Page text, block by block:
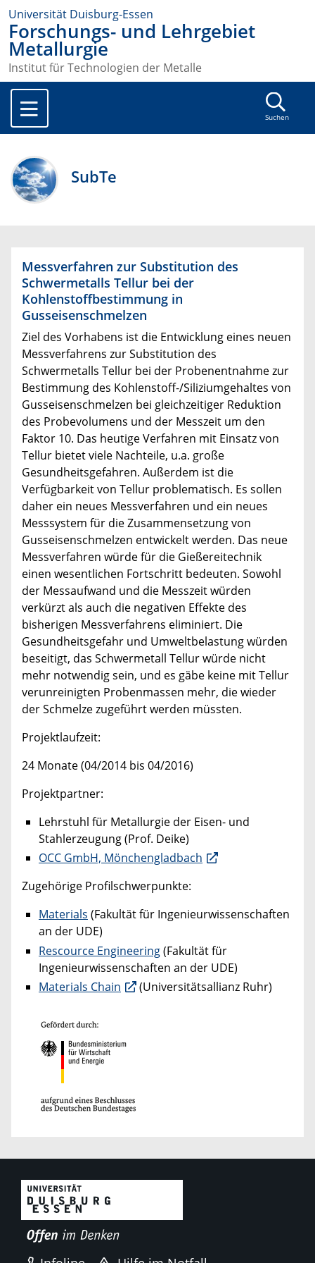
Universität Duisburg-Essen
Forschungs- und Lehrgebiet
Metallurgie
Institut für Technologien der Metalle
Suchen
SubTe
Messverfahren zur Substitution des
Schwermetalls Tellur bei der
Kohlenstoffbestimmung in
Gusseisenschmelzen
Ziel des Vorhabens ist die Entwicklung eines neuen
Messverfahrens zur Substitution des
Schwermetalls Tellur bei der Probenentnahme zur
Bestimmung des Kohlenstoff-/Siliziumgehaltes von
Gusseisenschmelzen bei gleichzeitiger Reduktion
des Probevolumens und der Messzeit um den
Faktor 10. Das heutige Verfahren mit Einsatz von
Tellur bietet viele Nachteile, u.a. große
Gesundheitsgefahren. Außerdem ist die
Verfügbarkeit von Tellur problematisch. Es sollen
daher ein neues Messverfahren und ein neues
Messsystem für die Zusammensetzung von
Gusseisenschmelzen entwickelt werden. Das neue
Messverfahren würde für die Gießereitechnik
einen wesentlichen Fortschritt bedeuten. Sowohl
der Messaufwand und die Messzeit würden
verkürzt als auch die negativen Effekte des
bisherigen Messverfahrens eliminiert. Die
Gesundheitsgefahr und Umweltbelastung würden
beseitigt, das Schwermetall Tellur würde nicht
mehr notwendig sein, und es gäbe keine mit Tellur
verunreinigten Probenmassen mehr, die wieder
der Schmelze zugeführt werden müssten.
Projektlaufzeit:
24 Monate (04/2014 bis 04/2016)
Projektpartner:
Lehrstuhl für Metallurgie der Eisen- und
Stahlerzeugung (Prof. Deike)
OCC GmbH, Mönchengladbach
Zugehörige Profilschwerpunkte:
Materials (Fakultät für Ingenieurwissenschaften
an der UDE)
Rescource Engineering(Fakultät für
Ingenieurwissenschaften an der UDE)
Materials Chain
(Universitätsallianz Ruhr)